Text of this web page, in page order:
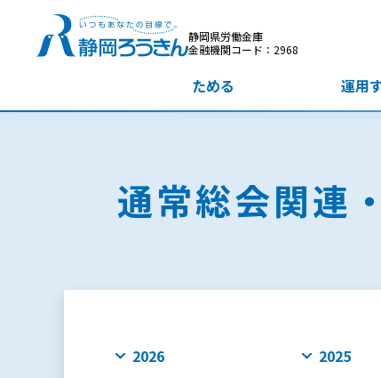
静岡県労働金庫
金融機関コード：2968
ためる 運用
通常総会関連
2026 2025